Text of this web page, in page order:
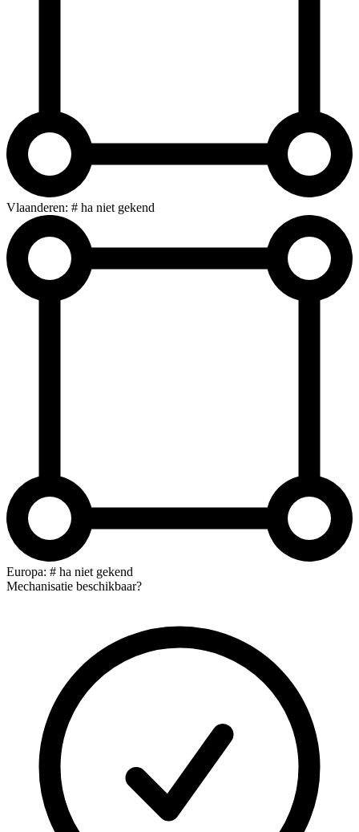
Vlaanderen: # ha niet gekend
Europa: # ha niet gekend
Mechanisatie beschikbaar?